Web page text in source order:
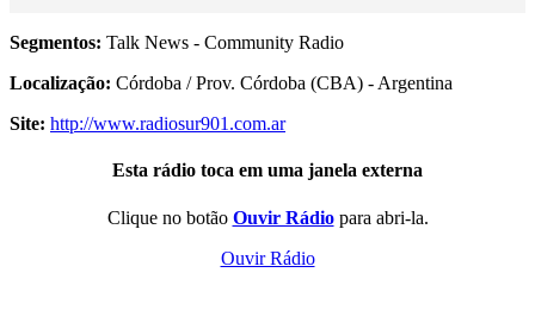
Segmentos: Talk News - Community Radio
Localização: Córdoba / Prov. Córdoba (CBA) - Argentina
Site: http://www.radiosur901.com.ar
Esta rádio toca em uma janela externa
Clique no botão Ouvir Rádiopara abri-la.
Ouvir Rádio